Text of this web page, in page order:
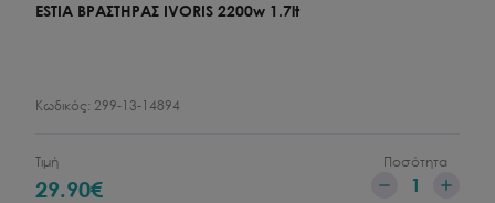
ESTIA ΒΡΑΣΤΗΡΑΣ IVORIS 2200w 1.7lt
Κωδικός: 299-13-14894
Τιμή
29.90€
Ποσότητα
1